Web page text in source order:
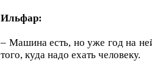
Ильфар:
– Машина есть, но уже год на
того, куда надо ехать человеку.